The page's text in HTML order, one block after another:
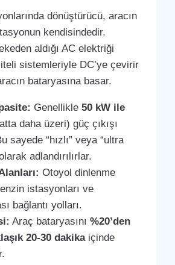
dönüştürücü, aracın
kendisindedir.
aldığı AC elektriği
sistemleriyle DC’ye çevirir
bataryasına basar.
Genellikle50 kW ile
daha üzeri) güç çıkışı
sayede “hızlı” veya “ultra
adlandırılırlar.
Otoyol dinlenme
istasyonları ve
bağlantı yolları.
Araç bataryasını%20’den
20-30 dakikaiçinde